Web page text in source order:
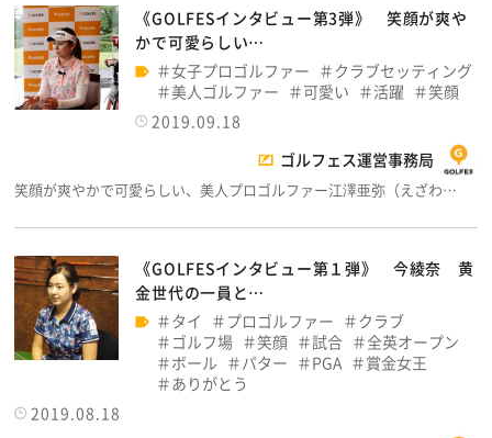
《GOLFESインタビュー第3弾》 笑顔が爽や
かで可愛らしい…
女子プロゴルファー
クラブセッティング
美人ゴルファー
可愛い 活躍
笑顔
2019.09.18
ゴルフェス運営事務局
笑顔が爽やかで可愛らしい、美人プロゴルファー江澤亜弥（えざわ…
《GOLFESインタビュー第１弾》 今綾奈 黄
金世代の一員と…
タイ
プロゴルファー
クラブ
ゴルフ場
笑顔 試合
全英オープン
ボール
パター PGA
賞金女王
ありがとう
2019.08.18